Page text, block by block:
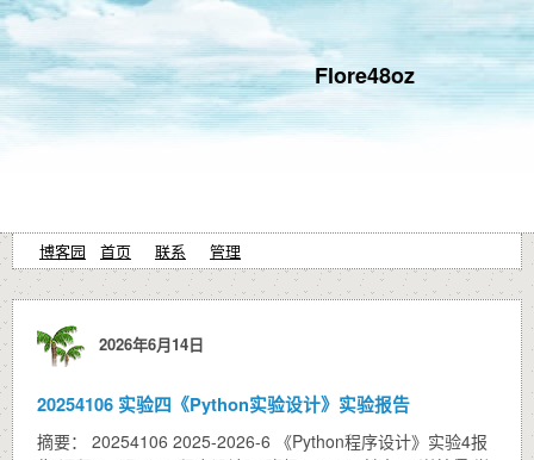
Flore48oz
博客园 首页 联系 管理
2026年6月14日
20254106 实验四《Python实验设计》实验报告
摘要： 20254106 2025-2026-6 《Python程序设计》实验4报